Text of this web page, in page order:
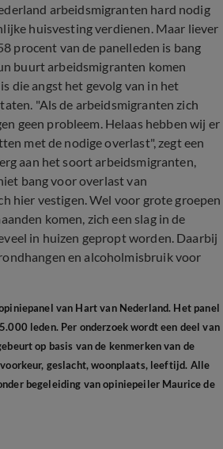
arbeidsmigranten hard nodig
huisvesting verdienen. Maar liever
procent van de panelleden is bang
buurt arbeidsmigranten komen
die angst het gevolg van in het
"Als de arbeidsmigranten zich
geen probleem. Helaas hebben wij er
met de nodige overlast", zegt een
aan het soort arbeidsmigranten,
bang voor overlast van
hier vestigen. Wel voor grote groepen
komen, zich een slag in de
in huizen gepropt worden. Daarbij
en alcoholmisbruik voor
van Hart van Nederland. Het panel
leden. Per onderzoek wordt een deel van
op basis van de kenmerken van de
geslacht, woonplaats, leeftijd. Alle
begeleiding van opiniepeiler Maurice de